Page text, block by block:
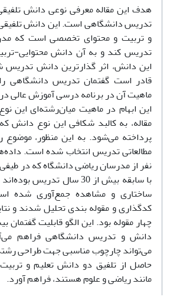
هدف این مقاله معرفی نوعی دانش
تدریس دانشگاهی است. این دانش
و تربیت و محتوای تخصصی است که
تدریس کند و به آن دانش محتوایی-
این دانش، اثر گذارترین دانش
قادر است گفتمان تدریس دانشگاهی
ماهیت آن در برنامه درسی آموزش عالی
این ابهام در ماهیت میان‌رشته‌‌ای این
مقاله، به کالبد شکافی این نوع دانش
پرداخته می‌‌شود. به این منظور، موضوع
نفر از مدرسان ریاضی دانشگاه که در طیفی
با سابقه بیش از 30 سال
ساختاری و مشاهده جمع‌آوری شده
کدگذاری و مقوله بندی تحلیل شدند و
چهار مقوله‌‌ بود. این الگو قابلیت
دانش و تدریس دانشگاهی فراهم
می‌‌تواند چارچوب مناسبی جهت طراحی
حاصل از تلفیق دو دانش تعلیم و
مانند ریاضی و علوم هستند، فراهم آورد.